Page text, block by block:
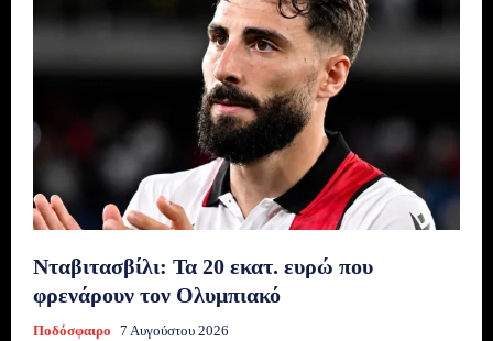
Νταβιτασβίλι: Τα 20 εκατ. ευρώ που
φρενάρουν τον Ολυμπιακό
Ποδόσφαιρο 7 Αυγούστου 2026